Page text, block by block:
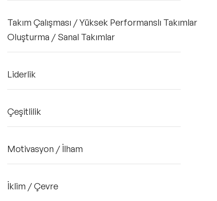
Takım Çalışması / Yüksek Performanslı Takımlar
Oluşturma / Sanal Takımlar
Liderlik
Çeşitlilik
Motivasyon / İlham
İklim / Çevre